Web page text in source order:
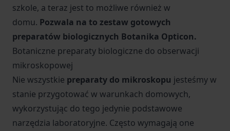
szkole, a teraz jest to możliwe również w
domu. Pozwala na to zestaw gotowych
preparatów biologicznych Botanika Opticon.
Botaniczne preparaty biologiczne do obserwacji
mikroskopowej
Nie wszystkie preparaty do mikroskopu jesteśmy w
stanie przygotować w warunkach domowych,
wykorzystując do tego jedynie podstawowe
narzędzia laboratoryjne. Często wymagają one